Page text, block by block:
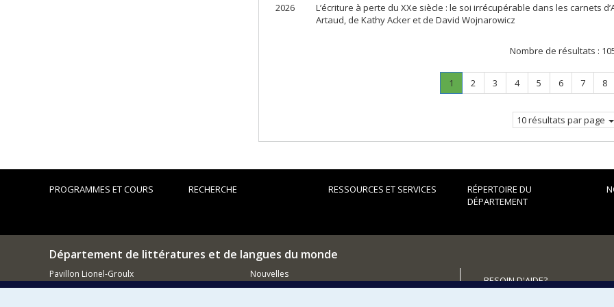
2026
L’écriture à perte du XXe siècle : le soi irrécupérable dans les carnets
Artaud, de Kathy Acker et de David Wojnarowicz
Nombre de résultats :
Page
1
Page
Page
2 Page
3 Page
4 Page
5 Page
6 Page
7 8
10 résultats par page
PROGRAMMES ET COURS RECHERCHE RESSOURCES ET SERVICES
RÉPERTOIRE DU
DÉPARTEMENT
Département de littératures et de langues du monde
Pavillon Lionel-Groulx
3150 rue Jean-Brillant
Nouvelles
BESOIN D'AIDE?